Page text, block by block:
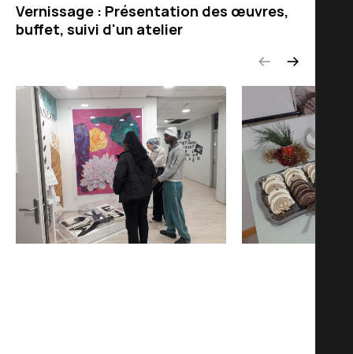
Vernissage : Présentation des œuvres,
buffet, suivi d'un atelier